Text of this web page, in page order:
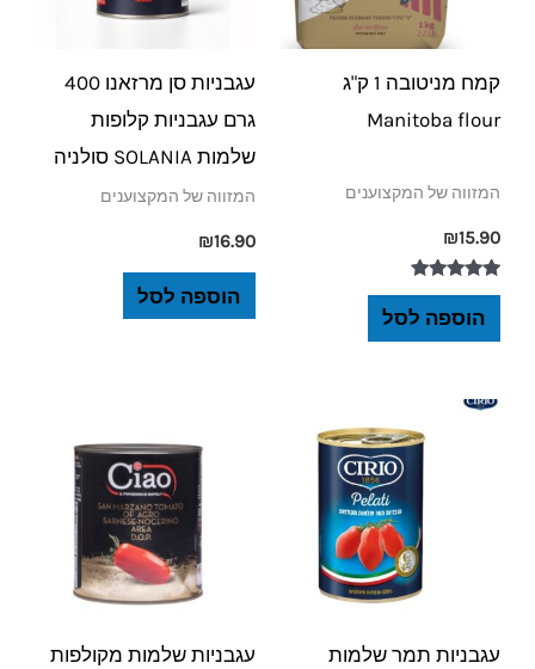
קמח מניטובה 1 ק"ג
Manitoba flour
המזווה של המקצוענים
₪15.90
דורג
5.00
מתוך 5
הוספה לסל
עגבניות סן מרזאנו 400
גרם עגבניות קלופות
שלמות SOLANIA סולניה
המזווה של המקצוענים
₪16.90
הוספה לסל
עגבניות תמר שלמות
עגבניות שלמות מקולפות